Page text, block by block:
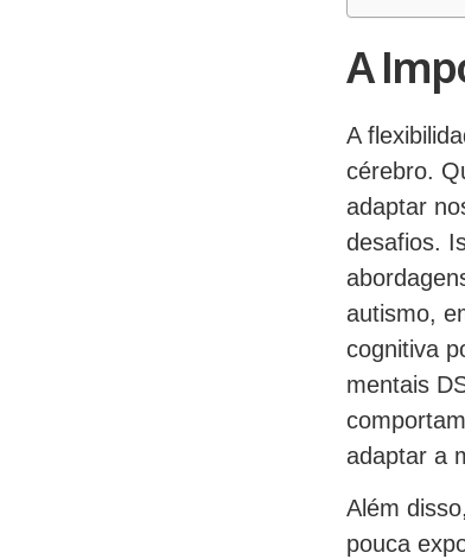
A
A
cérebro.
adaptar
desafios.
autismo,
cognitiva
mentais
adaptar a
Além
pouca